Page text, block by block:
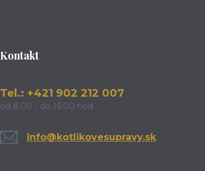
Kontakt
Tel.: +421 902 212 007
od 8:00 - do 16:00 hod
info@kotlikovesupravy.sk